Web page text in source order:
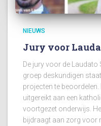
NIEUWS
Jury voor
De jury voor de Laudato
groep deskundigen
projecten te
uitgereikt aan een
voortgezet onderwijs.
bijdraagt aan zorg voor